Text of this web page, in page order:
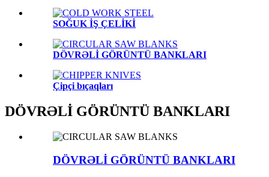
SOĞUK İŞ ÇELİKİ
DÖVRƏLİ GÖRÜNTÜ BANKLARI
Çipçi bıçaqları
DÖVRƏLİ GÖRÜNTÜ BANKLARI
DÖVRƏLİ GÖRÜNTÜ BANKLARI